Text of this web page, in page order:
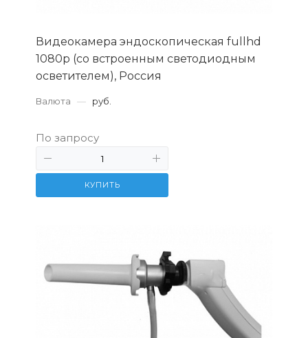
Видеокамера эндоскопическая fullhd
1080p (со встроенным светодиодным
осветителем), Россия
Валюта — руб.
По запросу
КУПИТЬ